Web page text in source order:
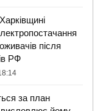
після
РФ
за план